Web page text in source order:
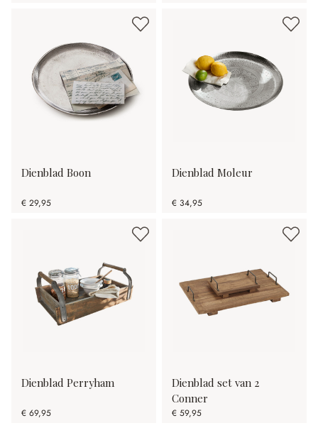
Dienblad Boon
€ 29,95
Dienblad Moleur
€ 34,95
Dienblad Perryham
€ 69,95
Dienblad set van 2
Conner
€ 59,95